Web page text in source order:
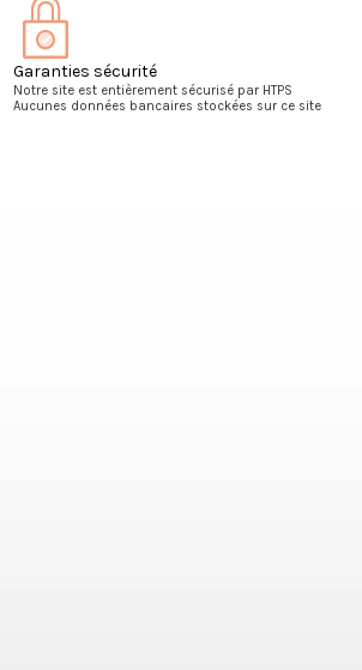
Garanties sécurité
Notre site est entièrement sécurisé par HTPS
Aucunes données bancaires stockées sur ce site